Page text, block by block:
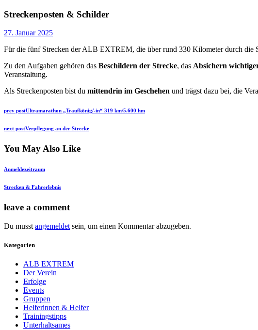
Streckenposten & Schilder
27. Januar 2025
Für die fünf Strecken der ALB EXTREM, die über rund 330 Kilometer durch die
Zu den Aufgaben gehören das Beschildern der Strecke, das Absichern
Veranstaltung.
Als Streckenposten bist du mittendrin im Geschehen und trägst dazu bei, die
Beitragsnavigation
Previous
prev postUltramarathon „Traufkönig/-in“ 319 km/5.600 hm
Next
next postVerpflegung an der Strecke
You May Also Like
Anmeldezeitraum
Strecken & Fahrerlebnis
leave a comment
Du musst angemeldet sein, um einen Kommentar abzugeben.
Kategorien
ALB EXTREM
Der Verein
Erfolge
Events
Gruppen
Helferinnen & Helfer
Trainingstipps
Unterhaltsames